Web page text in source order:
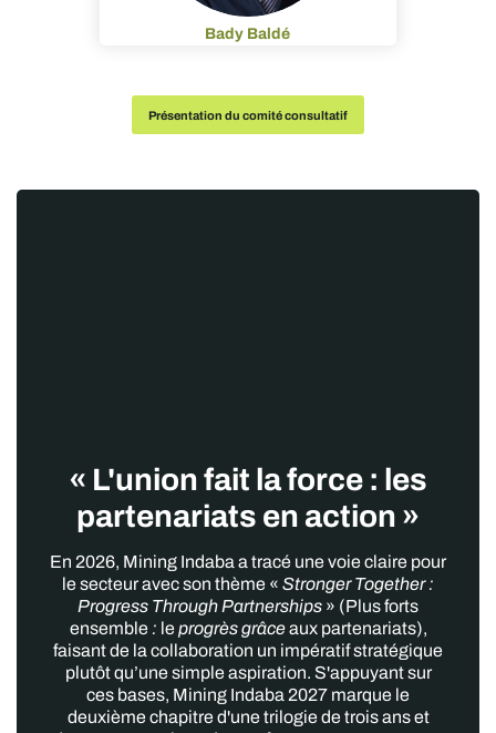
Bady Baldé
Présentation du comité consultatif
« L'union fait la force : les
partenariats en action »
En 2026, Mining Indaba a tracé une voie claire pour
le secteur avec son thème «Stronger Together :
Progress Through Partnerships» (Plus forts
ensemble: leprogrès grâceaux partenariats),
faisant de la collaboration un impératif stratégique
plutôt qu’une simple aspiration. S'appuyant sur
ces bases, Mining Indaba 2027 marque le
deuxième chapitre d'une trilogie de trois ans et